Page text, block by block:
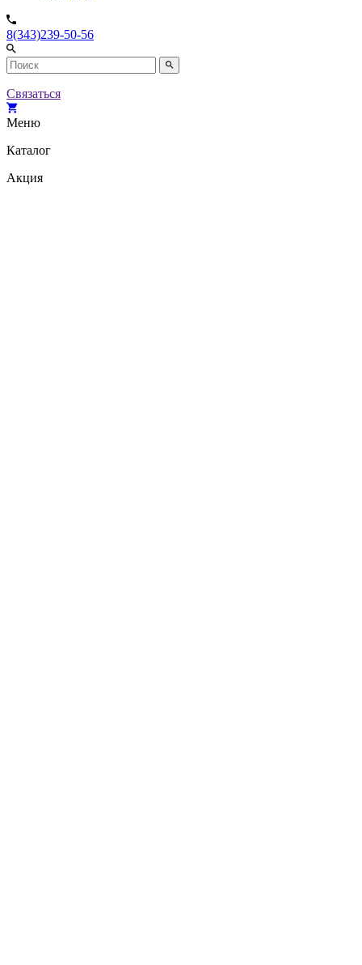
8(343)239-50-56
Связаться
Меню
Каталог
Акция